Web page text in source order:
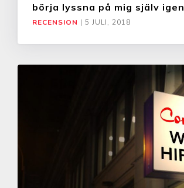
börja lyssna på mig själv igen
RECENSION | 5 JULI, 2018